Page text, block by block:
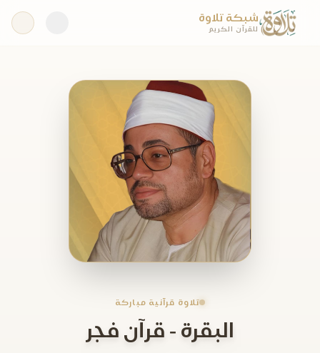
شبكة تلاوة
للقرآن الكريم
تلاوة قرآنية مباركة
البقرة - قرآن فجر